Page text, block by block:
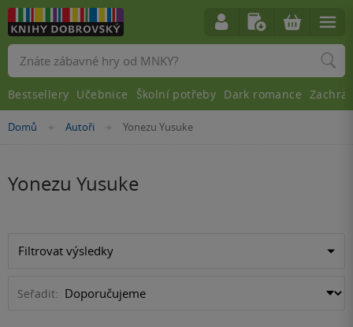
Nacházíte
Domů »Autoři »
Yonezu Yusuke
Yonezu Yusuke
Filtrovat výsledky
Seřadit:
Vyhledávání
Bestsellery Učebnice Školní potřeby Dark romance